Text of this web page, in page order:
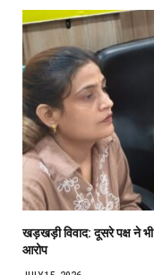
खड़खड़ी विवाद: दूसरे पक्ष ने
आरोप